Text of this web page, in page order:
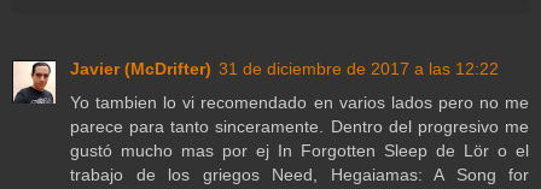
Javier (McDrifter) 31 de diciembre de 2017 a las 12:22
Yo tambien lo vi recomendado en varios lados pero no me
parece para tanto sinceramente. Dentro del progresivo me
gustó mucho mas por ej In Forgotten Sleep de Lör o el
trabajo de los griegos Need, Hegaiamas: A Song for